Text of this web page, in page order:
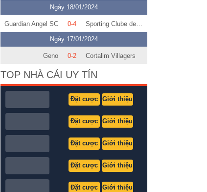
Ngày 18/01/2024
Guardian Angel SC 0-4 Sporting Clube de Goa
Ngày 17/01/2024
Geno 0-2 Cortalim Villagers
TOP NHÀ CÁI UY TÍN
Đặt cược Giới thiệu
Đặt cược Giới thiệu
Đặt cược Giới thiệu
Đặt cược Giới thiệu
Đặt cược Giới thiệu